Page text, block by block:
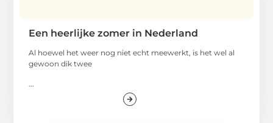
Een heerlijke zomer in Nederland
Al hoewel het weer nog niet echt meewerkt, is het wel al
gewoon dik twee